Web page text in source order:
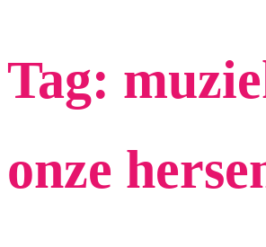
Tag:
onze